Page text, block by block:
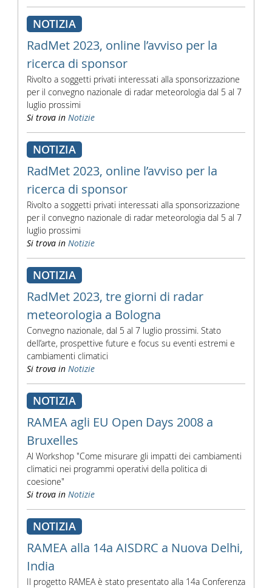
NOTIZIA
RadMet 2023, online l’avviso per la
ricerca di sponsor
Rivolto a soggetti privati interessati alla sponsorizzazione
per il convegno nazionale di radar meteorologia dal 5 al 7
luglio prossimi
Si trova in Notizie
NOTIZIA
RadMet 2023, online l’avviso per la
ricerca di sponsor
Rivolto a soggetti privati interessati alla sponsorizzazione
per il convegno nazionale di radar meteorologia dal 5 al 7
luglio prossimi
Si trova in Notizie
NOTIZIA
RadMet 2023, tre giorni di radar
meteorologia a Bologna
Convegno nazionale, dal 5 al 7 luglio prossimi. Stato
dell’arte, prospettive future e focus su eventi estremi e
cambiamenti climatici
Si trova in Notizie
NOTIZIA
RAMEA agli EU Open Days 2008 a
Bruxelles
Al Workshop "Come misurare gli impatti dei cambiamenti
climatici nei programmi operativi della politica di
coesione"
Si trova in Notizie
NOTIZIA
RAMEA alla 14a AISDRC a Nuova Delhi,
India
Il progetto RAMEA è stato presentato alla 14a Conferenza